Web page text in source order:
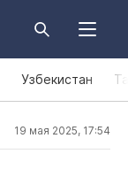
Узбекистан
19 мая 2025, 17:54